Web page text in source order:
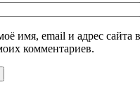
имя, email и адрес сайта
комментариев.